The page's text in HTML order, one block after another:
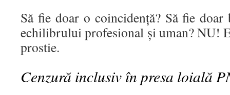
Să fie doar o coincidență? Să fie
echilibrului profesional și uman? NU!
prostie.
Cenzură inclusiv în presa loială